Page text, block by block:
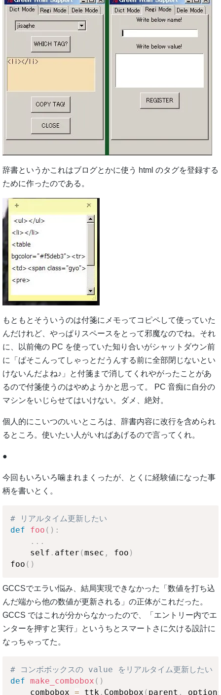
辞書というかこれはブログとかに使う html のタグを登録する
ために作ったのである。
もともとそういうのは付箋にメモってコピペして使っていた
んだけれど、やっぱりスペースをとって邪魔なのでね。それ
に、以前俺の PC を使っていた知り合いがシャットダウン前
に「ぱそこんってしゃっとだうんする前に全部閉じないとい
けないんだよね♪」と付箋まで消してくれやがったことがあ
るので付箋使うのはやめようかと思って。 PC 音痴に自分の
マシンをいじらせてはいけない。ダメ、絶対。
個人的にこいつのいいところは、辞書内容に改行を含められ
るところ。使いたい人がいればあげるので言ってくれ。
●
今回もいろいろ噛まれまくったが、とくに経験値になった事
柄を書いとく。
# リアルタイム更新したい
def
foo ( ) :
. . .
    self
. after (msec , foo )
foo ( )
GCCSでエラい悩み、結局実現できなかった「数値を打ち込
んだ端から他の数値が更新される」の正体がこれだった。
GCCS ではこれが分からなかったので、「エントリー内でエ
ンターを押すと実行」というちとスマートさに欠ける設計に
なっちゃってた。
# コンボボックスの value をリアルタイム更新したい
def
make_combobox ( )
    combobox
= ttk. Combobox ( parent ,